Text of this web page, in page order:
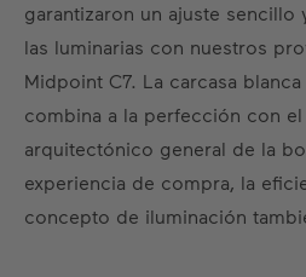
garantizaron un ajuste sencillo
las luminarias con nuestros
Midpoint C7. La carcasa
combina a la perfección con
arquitectónico general de la
experiencia de compra, la
concepto de iluminación